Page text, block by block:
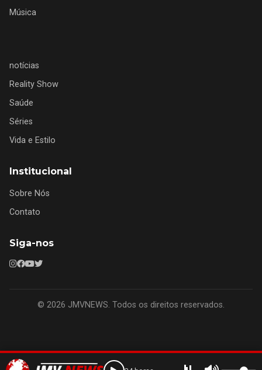
Música
notícias
Reality Show
Saúde
Séries
Vida e Estilo
Institucional
Sobre Nós
Contato
Siga-nos
© 2026 JMVNEWS. Todos os direitos reservados.